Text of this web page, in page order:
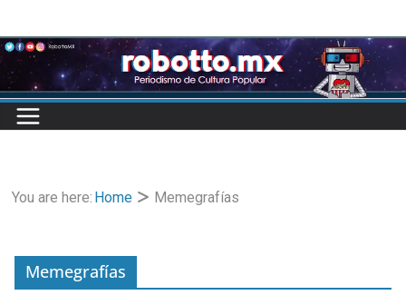
to
content
You are here: Home Memegrafías
Memegrafías